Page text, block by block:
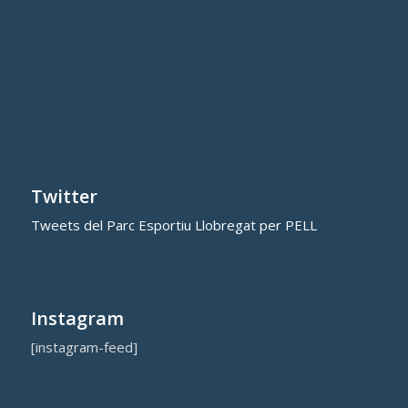
Twitter
Tweets del Parc Esportiu Llobregat per PELL
Instagram
[instagram-feed]